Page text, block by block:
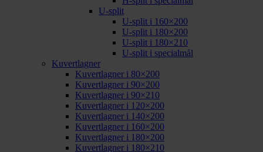
U-split
U-split i 160×200
U-split i 180×200
U-split i 180×210
U-split i specialmål
Kuvertlagner
Kuvertlagner i 80×200
Kuvertlagner i 90×200
Kuvertlagner i 90×210
Kuvertlagner i 120×200
Kuvertlagner i 140×200
Kuvertlagner i 160×200
Kuvertlagner i 180×200
Kuvertlagner i 180×210